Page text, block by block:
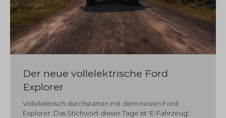
Der neue vollelektrische Ford
Explorer
Vollelektrisch durchstarten mit dem neuen Ford
Explorer. Das Stichwort dieser Tage ist 'E-Fahrzeug'.